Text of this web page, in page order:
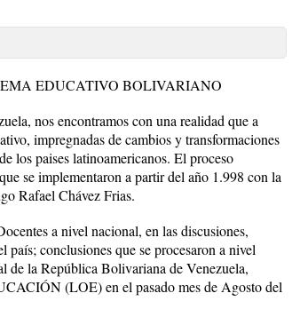
EDUCATIVO BOLIVARIANO
nos encontramos con una realidad que a
impregnadas de cambios y transformaciones
los paises latinoamericanos. El proceso
se implementaron a partir del año 1.998 con la
Rafael Chávez Frias.
a nivel nacional, en las discusiones,
país; conclusiones que se procesaron a nivel
de la República Bolivariana de Venezuela,
(LOE) en el pasado mes de Agosto del